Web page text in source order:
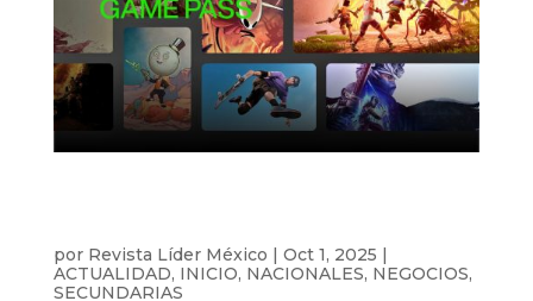
por Revista Líder México | Oct 1, 2025 |
ACTUALIDAD, INICIO, NACIONALES, NEGOCIOS,
SECUNDARIAS